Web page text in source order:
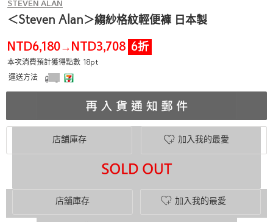
STEVEN ALAN
＜Steven Alan＞縐紗格紋輕便褲 日本製
NTD6,180→ NTD3,708 6折
本次消費預計獲得點數 18pt
運送方法
加入我的最愛
店舖庫存
店舖庫存 加入我的最愛